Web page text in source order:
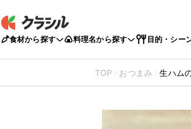
食材から探す 料理名から探す 目的・シー
TOP おつまみ 生ハム